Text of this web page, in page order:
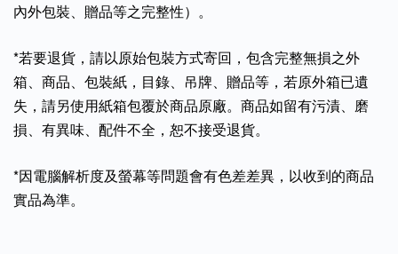
內外包裝、贈品等之完整性）。
*若要退貨，請以原始包裝方式寄回，包含完整無損之外
箱、商品、包裝紙，目錄、吊牌、贈品等，若原外箱已遺
失，請另使用紙箱包覆於商品原廠。商品如留有污漬、磨
損、有異味、配件不全，恕不接受退貨。
*因電腦解析度及螢幕等問題會有色差差異，以收到的商品
實品為準。